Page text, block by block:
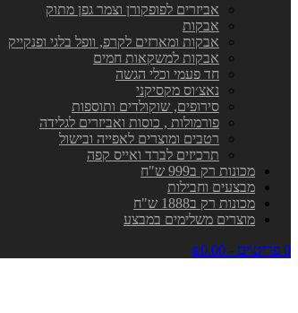
אביזרים לפופקורן וצמר גפן מתוק
אבקות
אבקות ומארזים לקרפ, וופל בלגי ופנקייק
אבקות למשקאות חמים
חד פעמי וכלי הגשה
נאצ׳וס מקסיקני
סירופים, שוקולדים ותוספות
פורמולות , כוסות ואביזרים לגלידה
רטבים ומוצרים לאפייה ובישול
תרכיזים לברד ואייס קפה
מכונות רק ב999 ש"ח
מבצעים וחבילות
מכונות רק ב1888 ש"ח
מוצרים משלימים במבצע
0 פריט\ים - ₪0.00